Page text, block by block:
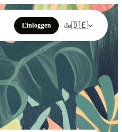
Einloggen de🇩🇪